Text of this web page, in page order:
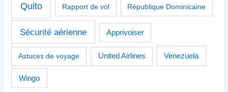
Quito Rapport de vol République Dominicaine
Sécurité aérienne Apprivoiser
Astuces de voyage United Airlines Venezuela
Wingo